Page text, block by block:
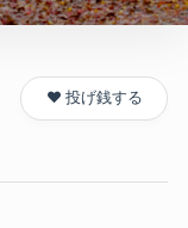
❤️ 投げ銭する